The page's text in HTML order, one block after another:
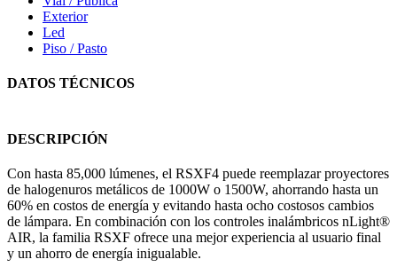
Exterior
Led
Piso / Pasto
DATOS TÉCNICOS
DESCRIPCIÓN
Con hasta 85,000 lúmenes, el RSXF4 puede reemplazar proyectores
de halogenuros metálicos de 1000W o 1500W, ahorrando hasta un
60% en costos de energía y evitando hasta ocho costosos cambios
de lámpara. En combinación con los controles inalámbricos nLight®
AIR, la familia RSXF ofrece una mejor experiencia al usuario final
y un ahorro de energía inigualable.